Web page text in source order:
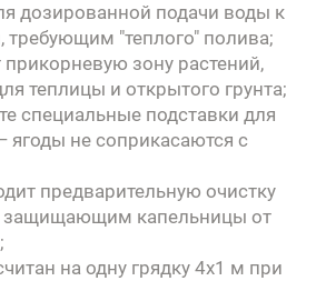
дозированной подачи воды к
требующим "теплого" полива;
зону растений,
теплицы и открытого грунта;
специальные подставки для
ягоды не соприкасаются с
предварительную очистку
защищающим капельницы от
на одну грядку 4х1 м при